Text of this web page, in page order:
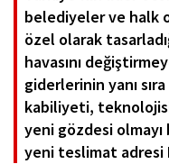
belediyeler ve halk
özel olarak
havasını
giderlerinin yanı
kabiliyeti, teknolojisi
yeni gözdesi olmayı
yeni teslimat adresi